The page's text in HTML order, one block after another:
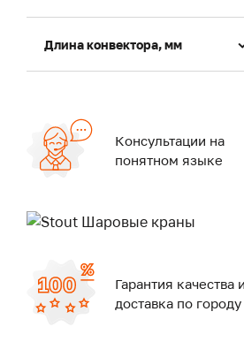
Длина конвектора, мм
Консультации на
понятном языке
Гарантия качества и
доставка по городу